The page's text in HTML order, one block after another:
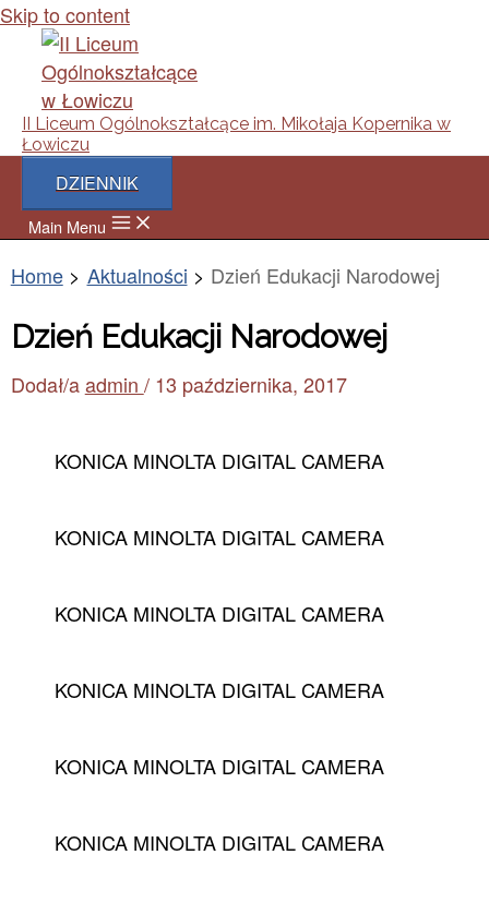
Skip to content
II Liceum Ogólnokształcące im. Mikołaja Kopernika w
Łowiczu
DZIENNIK
Main Menu
Home Aktualności Dzień Edukacji Narodowej
Dzień Edukacji Narodowej
Dodał/a admin / 13 października, 2017
KONICA MINOLTA DIGITAL CAMERA
KONICA MINOLTA DIGITAL CAMERA
KONICA MINOLTA DIGITAL CAMERA
KONICA MINOLTA DIGITAL CAMERA
KONICA MINOLTA DIGITAL CAMERA
KONICA MINOLTA DIGITAL CAMERA